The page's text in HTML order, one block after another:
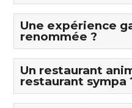
Une expérience
renommée ?
Un restaurant
restaurant sympa